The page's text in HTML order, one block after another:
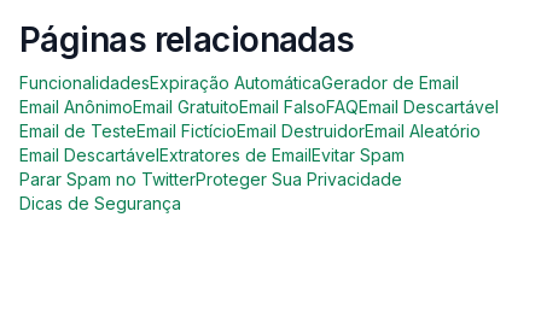
Páginas relacionadas
FuncionalidadesExpiração AutomáticaGerador de Email
Email AnônimoEmail GratuitoEmail FalsoFAQEmail Descartável
Email de TesteEmail FictícioEmail DestruidorEmail Aleatório
Email DescartávelExtratores de EmailEvitar Spam
Parar Spam no TwitterProteger Sua Privacidade
Dicas de Segurança